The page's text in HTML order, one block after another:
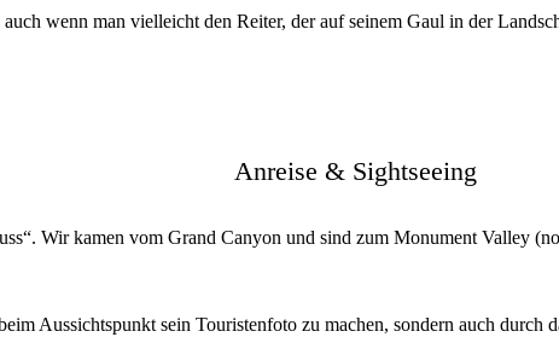
wenn man vielleicht den Reiter, der auf seinem Gaul in der
Anreise & Sightseeing
Wir kamen vom Grand Canyon und sind zum Monument Valley
Aussichtspunkt sein Touristenfoto zu machen, sondern auch